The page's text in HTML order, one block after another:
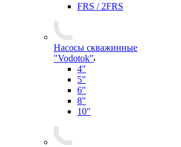
FRS / 2FRS
Насосы скважинные
"Vodotok"
4"
5"
6"
8"
10"